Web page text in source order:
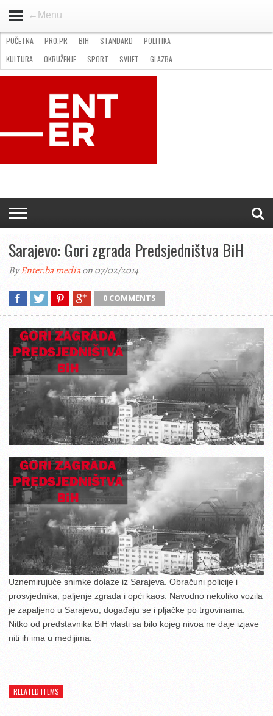
←Menu
STANDARD
GOSPODARSTVO
OKRUŽENJE
POČETNA PRO.PR BIH STANDARD
POLITIKA
KULTURA
OKRUŽENJE SPORT SVIJET
GLAZBA
NATJEČAJI
FILMING LOCATION IN BH KONTAKT
Sarajevo: Gori zgrada Predsjedništva BiH
ByEnter.ba mediaon 07/02/2014
0 COMMENTS
Uznemirujuće snimke dolaze iz Sarajeva. Obračuni policije i
prosvjednika, paljenje zgrada i opći kaos. Navodno nekoliko vozila
je zapaljeno u Sarajevu, događaju se i pljačke po trgovinama.
Nitko od predstavnika BiH vlasti sa bilo kojeg nivoa ne daje izjave
niti ih ima u medijima.
RELATED ITEMS